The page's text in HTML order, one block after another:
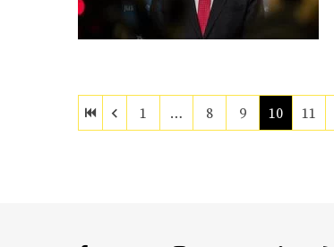
1 … 8 9 10 11